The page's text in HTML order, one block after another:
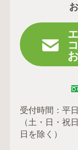
受付時間：平
（土・日・祝
日を除く）